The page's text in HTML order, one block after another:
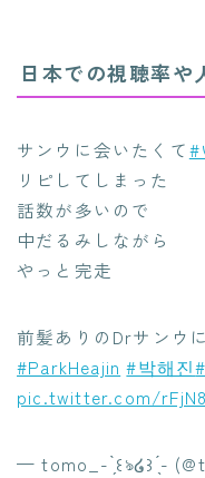
日本での視聴率や
サンウに会いたくて#
リピしてしまった
話数が多いので
中だるみしながら
やっと完走
前髪ありのDrサンウ
#ParkHeajin #박해진
pic.twitter.com/
— tomo_- ̗̀꒰ঌ໒꒱ ̖́-